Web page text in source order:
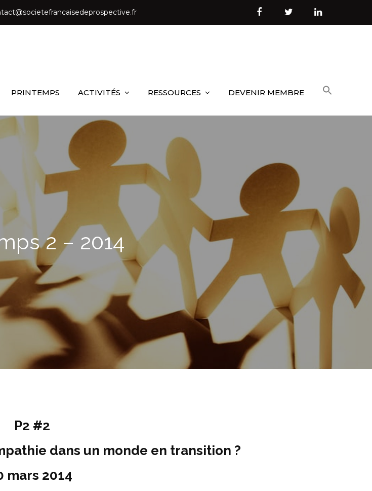
PRINTEMPS ACTIVITÉS RESSOURCES DEVENIR MEMBRE
2 – 2014
P2 #2
dans un monde en transition ?
mars 2014